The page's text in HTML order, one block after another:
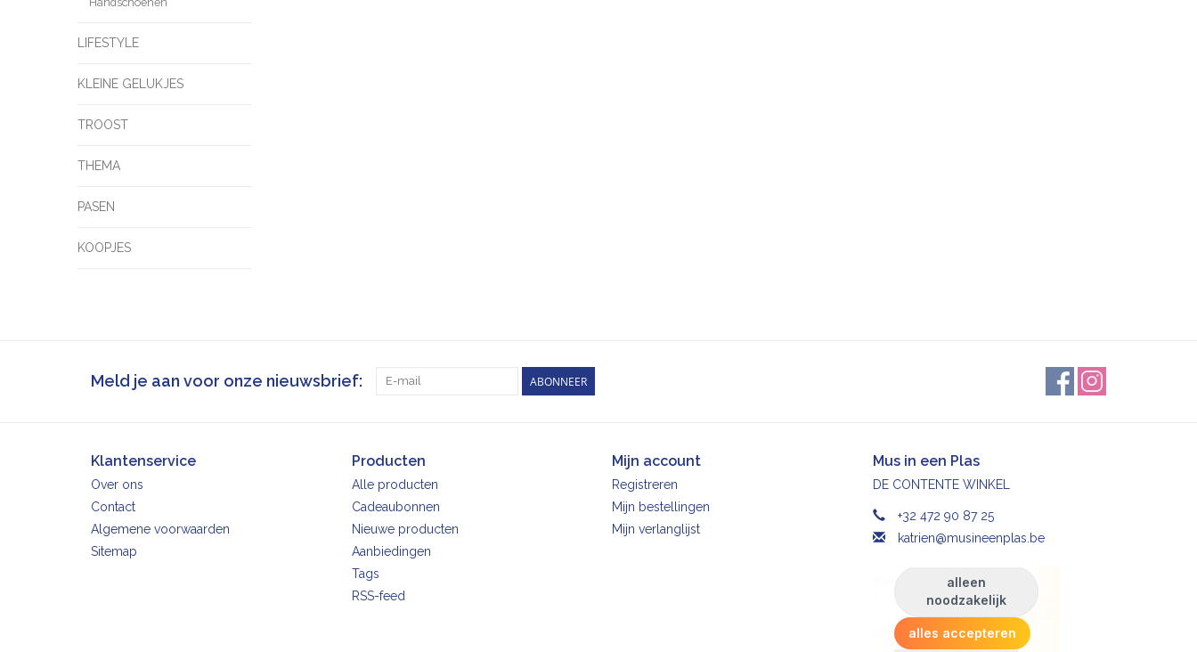
LIFESTYLE
KLEINE GELUKJES
TROOST
THEMA
PASEN
KOOPJES
Meld je aan voor onze nieuwsbrief: ABONNEER
Klantenservice
Over ons
Contact
Algemene voorwaarden
Sitemap
Producten
Alle producten
Cadeaubonnen
Nieuwe producten
Aanbiedingen
Tags
RSS-feed
Mijn account
Registreren
Mijn bestellingen
Mijn verlanglijst
Mus in een Plas
DE CONTENTE WINKEL
+32 472 90 87 25
katrien@musineenplas.be